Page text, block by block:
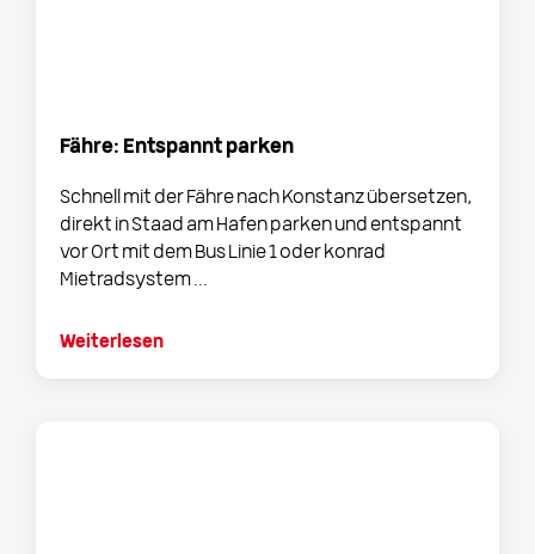
Fähre: Entspannt parken
Schnell mit der Fähre nach Konstanz übersetzen,
direkt in Staad am Hafen parken und entspannt
vor Ort mit dem Bus Linie 1 oder konrad
Mietradsystem ...
Weiterlesen